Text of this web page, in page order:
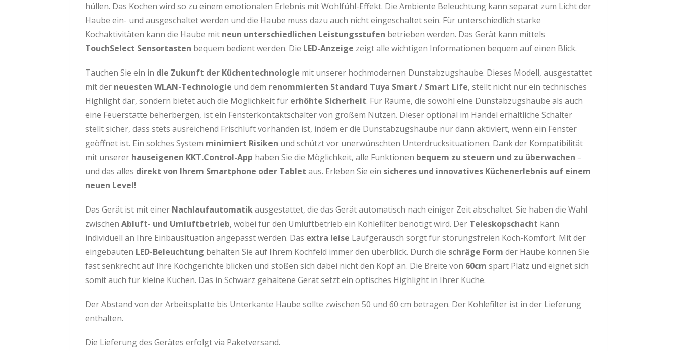
hüllen. Das Kochen wird so zu einem emotionalen Erlebnis mit Wohlfühl-Effekt. Die Ambiente Beleuchtung kann separat zum Licht der
Haube ein- und ausgeschaltet werden und die Haube muss dazu auch nicht eingeschaltet sein. Für unterschiedlich starke
Kochaktivitäten kann die Haube mit neun unterschiedlichen Leistungsstufen betrieben werden. Das Gerät kann mittels
TouchSelect Sensortasten bequem bedient werden. Die LED-Anzeige zeigt alle wichtigen Informationen bequem auf einen Blick.
Tauchen Sie ein in die Zukunft der Küchentechnologie mit unserer hochmodernen Dunstabzugshaube. Dieses Modell, ausgestattet
mit der neuesten WLAN-Technologie und dem renommierten Standard Tuya Smart / Smart Life, stellt nicht nur ein technisches
Highlight dar, sondern bietet auch die Möglichkeit für erhöhte Sicherheit. Für Räume, die sowohl eine Dunstabzugshaube als auch
eine Feuerstätte beherbergen, ist ein Fensterkontaktschalter von großem Nutzen. Dieser optional im Handel erhältliche Schalter
stellt sicher, dass stets ausreichend Frischluft vorhanden ist, indem er die Dunstabzugshaube nur dann aktiviert, wenn ein Fenster
geöffnet ist. Ein solches System minimiert Risiken und schützt vor unerwünschten Unterdrucksituationen. Dank der Kompatibilität
mit unserer hauseigenen KKT.Control-App haben Sie die Möglichkeit, alle Funktionen bequem zu steuern und zu überwachen –
und das alles direkt von Ihrem Smartphone oder Tablet aus. Erleben Sie ein sicheres und innovatives Küchenerlebnis auf einem
neuen Level!
Das Gerät ist mit einer Nachlaufautomatikausgestattet, die das Gerät automatisch nach einiger Zeit abschaltet. Sie haben die Wahl
zwischen Abluft- und Umluftbetrieb, wobei für den Umluftbetrieb ein Kohlefilter benötigt wird. Der Teleskopschacht kann
individuell an Ihre Einbausituation angepasst werden. Das extra leise Laufgeräusch sorgt für störungsfreien Koch-Komfort. Mit der
eingebauten LED-Beleuchtung behalten Sie auf Ihrem Kochfeld immer den überblick. Durch die schräge Form der Haube können Sie
fast senkrecht auf Ihre Kochgerichte blicken und stoßen sich dabei nicht den Kopf an. Die Breite von 60cm spart Platz und eignet sich
somit auch für kleine Küchen. Das in Schwarz gehaltene Gerät setzt ein optisches Highlight in Ihrer Küche.
Der Abstand von der Arbeitsplatte bis Unterkante Haube sollte zwischen 50 und 60 cm betragen. Der Kohlefilter ist in der Lieferung
enthalten.
Die Lieferung des Gerätes erfolgt via Paketversand.